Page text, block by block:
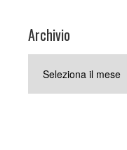
Archivio